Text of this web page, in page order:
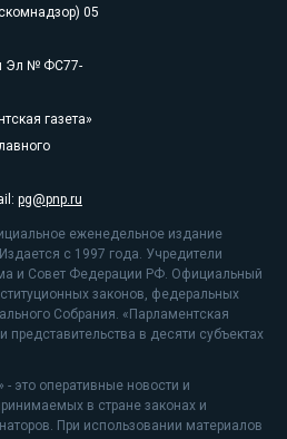
05
Эл № ФС77-
газета»
pg@pnp.ru
еженедельное издание
с 1997 года. Учредители
и Совет Федерации РФ. Официальный
законов, федеральных
Собрания. «Парламентская
представительства в десяти субъектах
- это оперативные новости и
в стране законах и
При использовании материалов